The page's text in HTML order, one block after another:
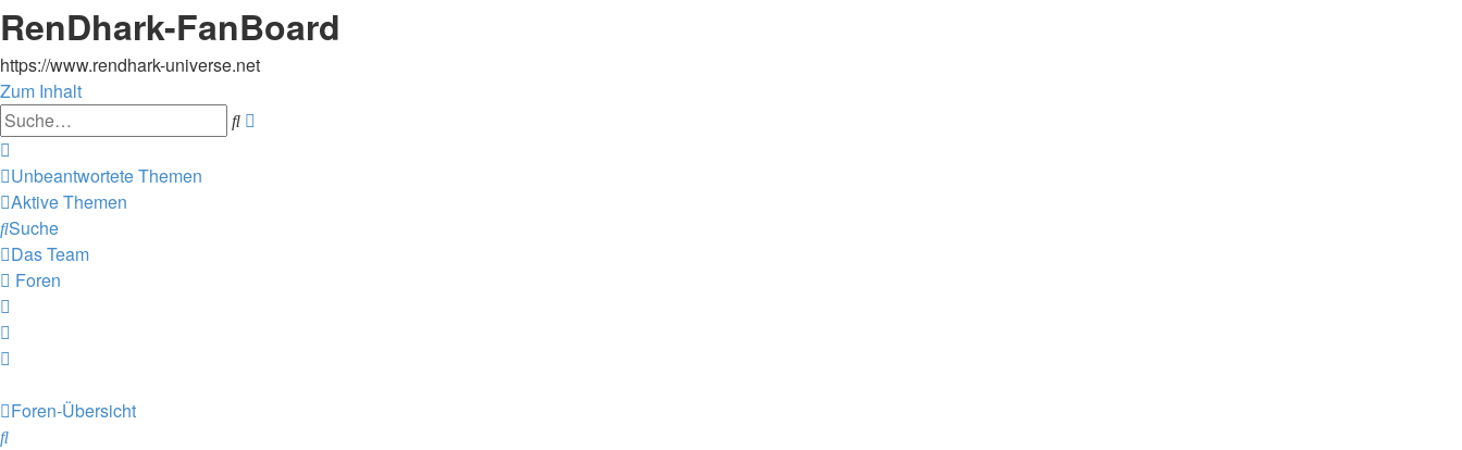
RenDhark-FanBoard
https://www.rendhark-universe.net
Zum Inhalt
Suche
Unbeantwortete Themen
Aktive Themen
Suche
Das Team
Foren
Foren-Übersicht
Suche